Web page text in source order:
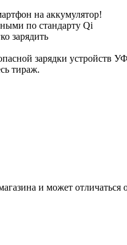
на аккумулятор!
по стандарту Qi
зарядить
зарядки устройств
тираж.
и может